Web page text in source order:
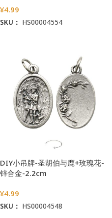
¥4.99
SKU： HS00004554
DIY小吊牌-圣胡伯与鹿+玫瑰花-
锌合金-2.2cm
¥4.99
SKU： HS00004548